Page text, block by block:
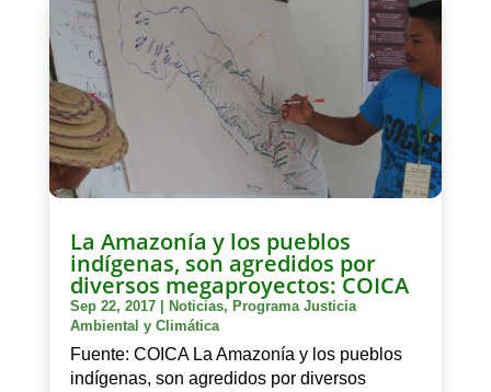
La Amazonía y los pueblos
indígenas, son agredidos por
diversos megaproyectos: COICA
Sep 22, 2017| Noticias, Programa Justicia
Ambiental y Climática
Fuente: COICA La Amazonía y los pueblos
indígenas, son agredidos por diversos